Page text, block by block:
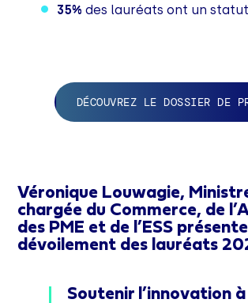
35% des lauréats ont un statut
DÉCOUVREZ LE DOSSIER DE
Véronique Louwagie,
chargée du Commerce, de
des PME et de l’ESS
dévoilement des lauréats
Soutenir l’innovation à